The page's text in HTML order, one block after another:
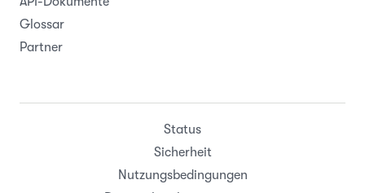
Glossar
Partner
Status
Sicherheit
Nutzungsbedingungen